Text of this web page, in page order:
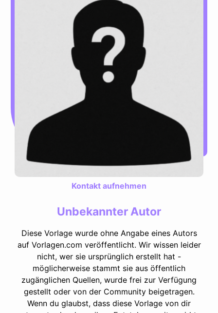
Kontakt aufnehmen
Unbekannter Autor
Diese Vorlage wurde ohne Angabe eines Autors
auf Vorlagen.com veröffentlicht. Wir wissen leider
nicht, wer sie ursprünglich erstellt hat -
möglicherweise stammt sie aus öffentlich
zugänglichen Quellen, wurde frei zur Verfügung
gestellt oder von der Community beigetragen.
Wenn du glaubst, dass diese Vorlage von dir